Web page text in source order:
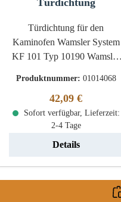
Türdichtung
Türdichtung für den
Kaminofen Wamsler System
KF 101 Typ 10190 Wamsler
Ofenschnur, Holzofenschnur
Kordeldichtung Länge 3,00 m
Durchmesser 12 mm
Produktnummer: 01014068
Regulärer Preis:
42,09 €
Sofort verfügbar, Lieferzeit:
2-4 Tage
Details